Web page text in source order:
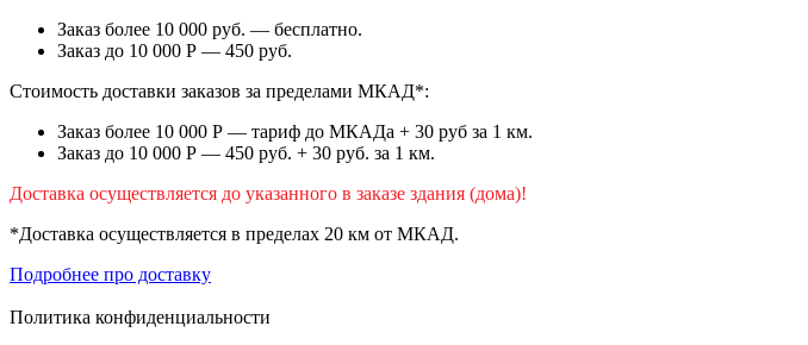
Заказ более 10 000 руб. — бесплатно.
Заказ до 10 000 Р — 450 руб.
Стоимость доставки заказов за пределами МКАД*:
Заказ более 10 000 Р — тариф до МКАДа + 30 руб за 1 км.
Заказ до 10 000 Р — 450 руб. + 30 руб. за 1 км.
Доставка осуществляется до указанного в заказе здания (дома)!
*Доставка осуществляется в пределах 20 км от МКАД.
Подробнее про доставку
Политика конфиденциальности